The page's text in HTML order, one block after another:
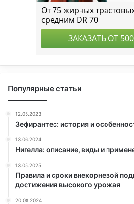
Популярные статьи
12.05.2023
Зефирантес: история и
13.06.2024
Нигелла: описание, виды и
13.05.2025
Правила и сроки внекорневой
достижения высокого урожая
20.08.2024